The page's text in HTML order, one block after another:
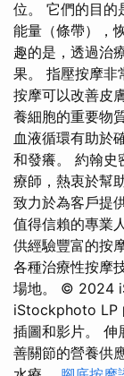
位。 它們的目的
能量（條帶），
趣的是，透過治
果。 指壓按摩非
按摩可以改善皮
養細胞的重要物
血液循環有助於
和發癢。 約翰史
療師，熱衷於幫
致力於為客戶提
值得信賴的專業
供經驗豐富的按
各種治療性按摩
場地。 © 2024
iStockphoto LP
插圖和影片。 伸
善關節的營養供